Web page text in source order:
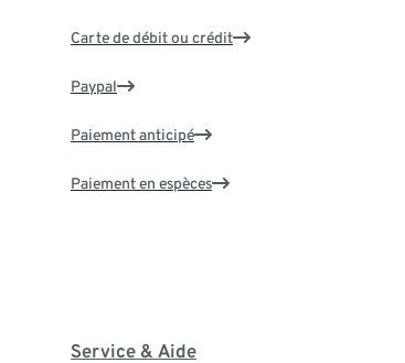
Carte de débit ou crédit
Paypal
Paiement anticipé
Paiement en espèces
Service & Aide